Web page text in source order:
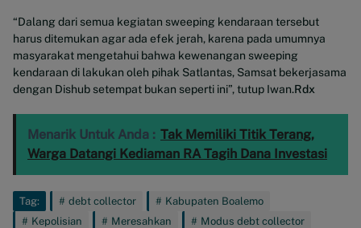
“Dalang dari semua kegiatan sweeping kendaraan tersebut
harus ditemukan agar ada efek jerah, karena pada umumnya
masyarakat mengetahui bahwa kewenangan sweeping
kendaraan di lakukan oleh pihak Satlantas, Samsat bekerjasama
dengan Dishub setempat bukan seperti ini”, tutup Iwan.Rdx
Menarik Untuk Anda : Tak Memiliki Titik Terang,
Warga Datangi Kediaman RA Tagih Dana Investasi
Tag: debt collector
Kabupaten Boalemo
Kepolisian
Meresahkan
Modus debt collector